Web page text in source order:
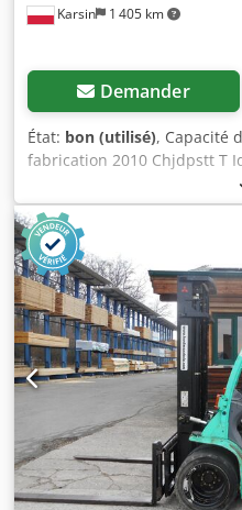
Karsin 1 405 km
Demander
État: bon (utilisé), Capacité
fabrication 2010 Chjdpstt T
diesel Isuzu Entièrement